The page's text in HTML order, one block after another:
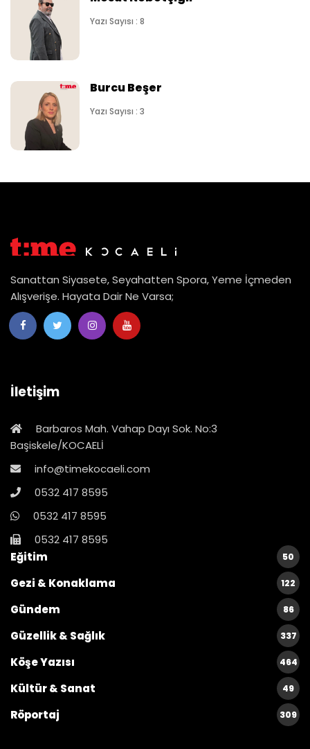
Yazı Sayısı : 8
Burcu Beşer
Yazı Sayısı : 3
Sanattan Siyasete, Seyahatten Spora, Yeme İçmeden
Alışverişe. Hayata Dair Ne Varsa;
İletişim
Barbaros Mah. Vahap Dayı Sok. No:3
Başiskele/KOCAELİ
info@timekocaeli.com
0532 417 8595
0532 417 8595
0532 417 8595
Eğitim
50
Gezi & Konaklama 122
Gündem 86
Güzellik & Sağlık 337
Köşe Yazısı 464
Kültür & Sanat 49
Röportaj 309